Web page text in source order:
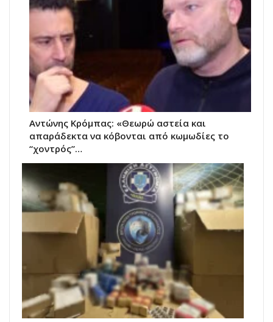
Αντώνης Κρόμπας: «Θεωρώ αστεία και
απαράδεκτα να κόβονται από κωμωδίες το
“χοντρός”…